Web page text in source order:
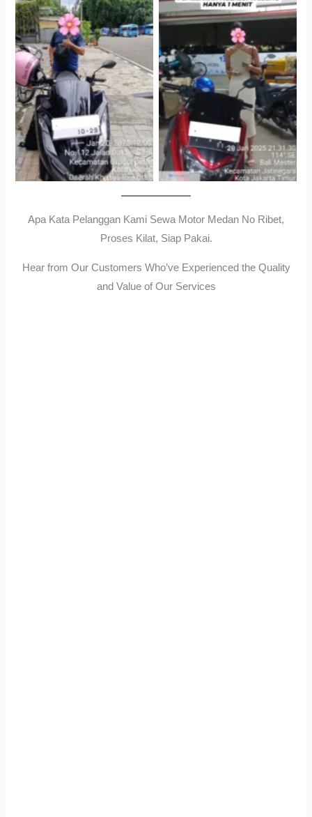
Antar Jemput Kendaraan
Cityplaza Jatinegara
Gedung Parkir P6ASewa
Motor Medan Sunggal No
Ribet, Proses Kilat, Siap
Pakai.
Apa Kata Pelanggan Kami Sewa Motor Medan No Ribet,
Proses Kilat, Siap Pakai.
Hear from Our Customers Who’ve Experienced the Quality
and Value of Our Services